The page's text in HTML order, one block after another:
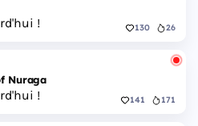
! 130 26
Nuraga
! 141 171